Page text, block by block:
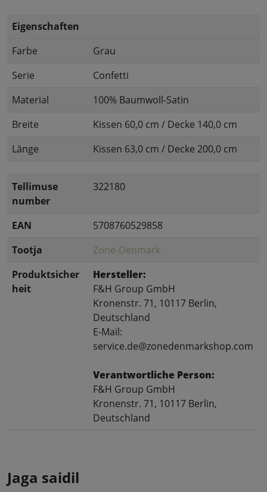
Eigenschaften
Farbe
Grau
Serie
Confetti
Material
100% Baumwoll-Satin
Breite
Kissen 60,0 cm / Decke 140,0 cm
Länge
Kissen 63,0 cm / Decke 200,0 cm
Tellimuse
number
322180
EAN
5708760529858
Tootja
Zone-Denmark
Produktsicher
heit
Hersteller:
F&H Group GmbH
Kronenstr. 71, 10117 Berlin,
Deutschland
E-Mail:
service.de@zonedenmarkshop.com
Verantwortliche Person:
F&H Group GmbH
Kronenstr. 71, 10117 Berlin,
Deutschland
Jaga saidil